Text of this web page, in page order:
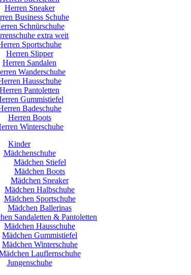
Herren Sneaker
Business Schuhe
Schnürschuhe
extra weit
Sportschuhe
Herren Slipper
Herren Sandalen
Wanderschuhe
Hausschuhe
Herren Pantoletten
Gummistiefel
Badeschuhe
Herren Boots
Winterschuhe
Kinder
Mädchenschuhe
Mädchen Stiefel
Mädchen Boots
Mädchen Sneaker
Mädchen Halbschuhe
Mädchen Sportschuhe
Mädchen Ballerinas
Sandaletten & Pantoletten
Mädchen Hausschuhe
Mädchen Gummistiefel
Mädchen Winterschuhe
Lauflernschuhe
Jungenschuhe